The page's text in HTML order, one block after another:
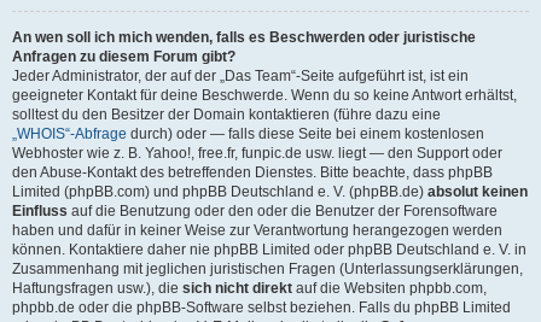
An wen soll ich mich wenden, falls es Beschwerden oder juristische
Anfragen zu diesem Forum gibt?
Jeder Administrator, der auf der „Das Team“-Seite aufgeführt ist, ist ein
geeigneter Kontakt für deine Beschwerde. Wenn du so keine Antwort erhältst,
solltest du den Besitzer der Domain kontaktieren (führe dazu eine
„WHOIS“-Abfrage durch) oder — falls diese Seite bei einem kostenlosen
Webhoster wie z. B. Yahoo!, free.fr, funpic.de usw. liegt — den Support oder
den Abuse-Kontakt des betreffenden Dienstes. Bitte beachte, dass phpBB
Limited (phpBB.com) und phpBB Deutschland e. V. (phpBB.de) absolut keinen
Einfluss auf die Benutzung oder den oder die Benutzer der Forensoftware
haben und dafür in keiner Weise zur Verantwortung herangezogen werden
können. Kontaktiere daher nie phpBB Limited oder phpBB Deutschland e. V. in
Zusammenhang mit jeglichen juristischen Fragen (Unterlassungserklärungen,
Haftungsfragen usw.), die sich nicht direkt auf die Websiten phpbb.com,
phpbb.de oder die phpBB-Software selbst beziehen. Falls du phpBB Limited